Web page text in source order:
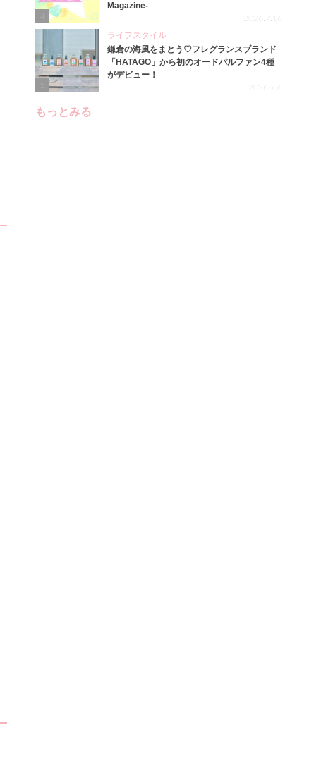
4
Magazine-
2026.7.16
ライフスタイル
鎌倉の海風をまとう♡フレグランスブランド
「HATAGO」から初のオードパルファン4種
がデビュー！
2026.7.6
もっとみる